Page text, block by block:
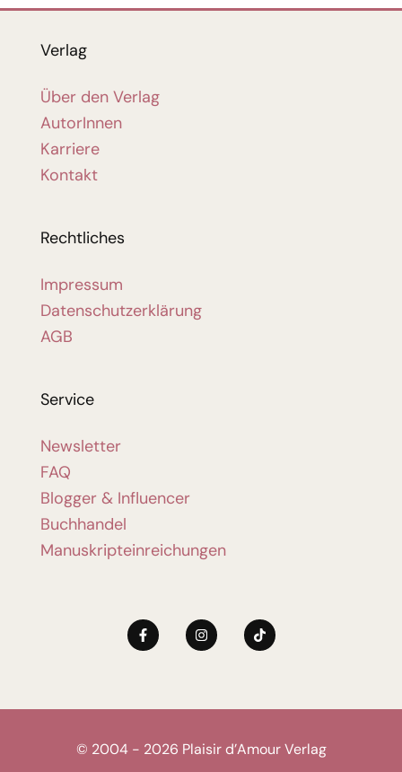
Verlag
Über den Verlag
AutorInnen
Karriere
Kontakt
Rechtliches
Impressum
Datenschutzerklärung
AGB
Service
Newsletter
FAQ
Blogger & Influencer
Buchhandel
Manuskripteinreichungen
© 2004 - 2026 Plaisir d’Amour Verlag